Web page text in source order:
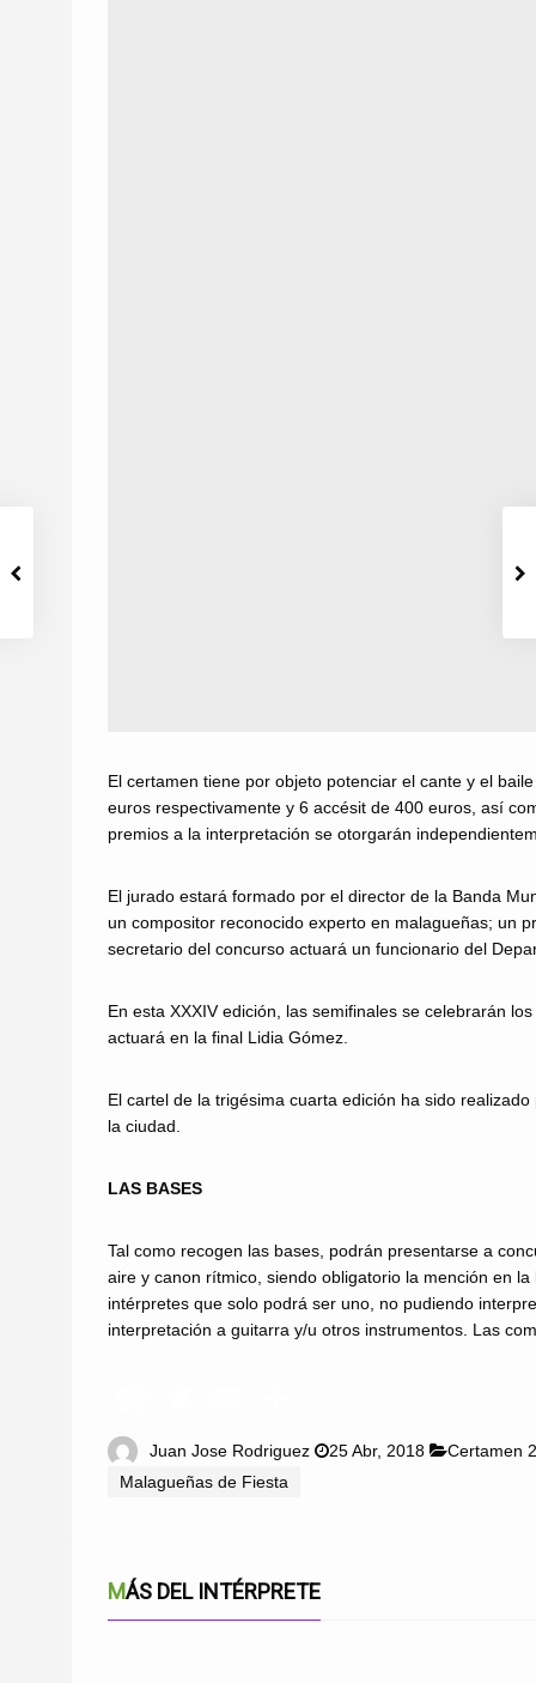
El certamen tiene por objeto potenciar el cante y el
euros respectivamente y 6 accésit de 400 euros, así
premios a la interpretación se otorgarán
El jurado estará formado por el director de la Banda
un compositor reconocido experto en malagueñas; un
secretario del concurso actuará un funcionario del
En esta XXXIV edición, las semifinales se celebrarán
actuará en la final Lidia Gómez.
El cartel de la trigésima cuarta edición ha sido
la ciudad.
LAS BASES
Tal como recogen las bases, podrán presentarse a
aire y canon rítmico, siendo obligatorio la mención en
intérpretes que solo podrá ser uno, no pudiendo
interpretación a guitarra y/u otros instrumentos. Las
Juan Jose Rodriguez 25 Abr, 2018
Certamen
Malagueñas de Fiesta
MÁS DEL INTÉRPRETE